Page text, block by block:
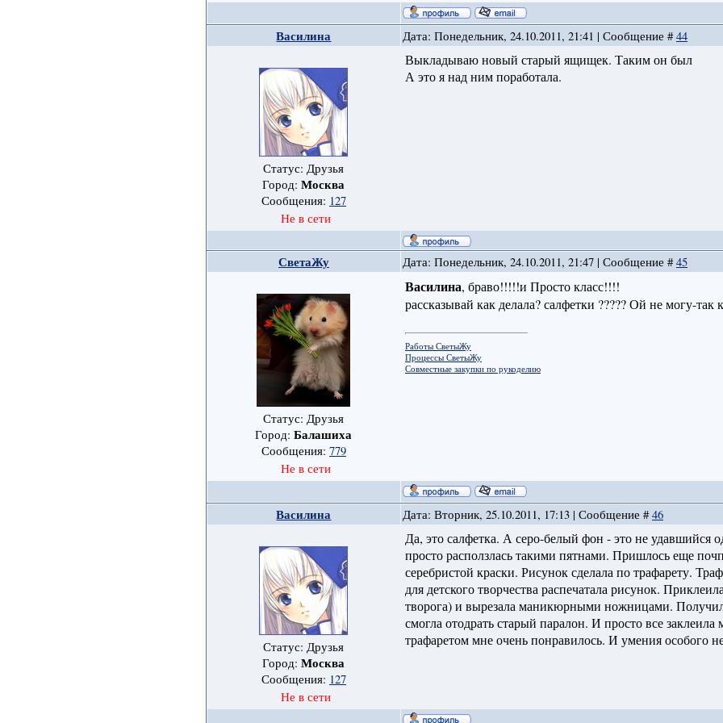
Василина Дата: Понедельник, 24.10.2011, 21:41 | Сообщение #44
Статус: Друзья
Город:Москва
Сообщения: 127
Не в сети
Выкладываю новый старый ящищек. Таким он был
А это я над ним поработала.
СветаЖу Дата: Понедельник, 24.10.2011, 21:47 | Сообщение #45
Статус: Друзья
Город:Балашиха
Сообщения: 779
Не в сети
Василина, браво!!!!!и Просто класс!!!!
рассказывай как делала? салфетки ????? Ой не могу-так
Работы СветыЖу
Процессы СветыЖу
Совместные закупки по рукоделию
Василина Дата: Вторник, 25.10.2011, 17:13 | Сообщение #46
Статус: Друзья
Город:Москва
Сообщения: 127
Не в сети
Да, это салфетка. А серо-белый фон - это не
просто расползлась такими пятнами. Пришлось еще
серебристой краски. Рисунок сделала по трафарету.
для детского творчества распечатала рисунок.
творога) и вырезала маникюрными ножницами.
смогла отодрать старый паралон. И просто все
трафаретом мне очень понравилось. И умения особого